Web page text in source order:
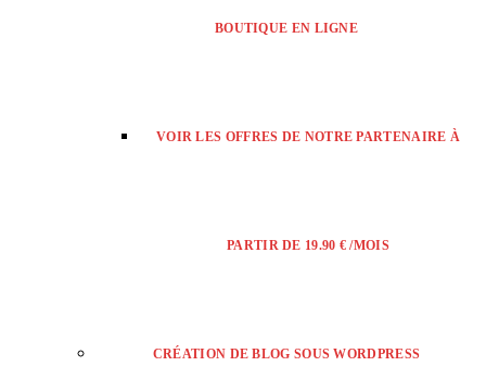
BOUTIQUE EN LIGNE
VOIR LES OFFRES DE NOTRE PARTENAIRE À
PARTIR DE 19.90 € /MOIS
CRÉATION DE BLOG SOUS WORDPRESS